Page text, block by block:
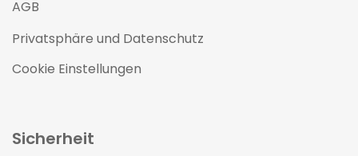
AGB
Privatsphäre und Datenschutz
Cookie Einstellungen
Sicherheit